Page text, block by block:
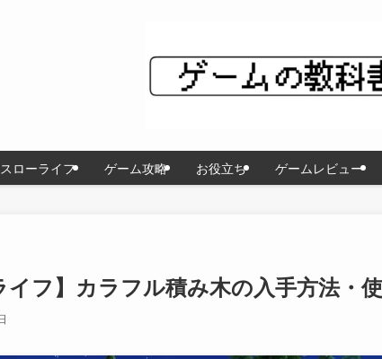
ローライフ ゲーム攻略 お役立ち ゲームレビュー
イフ】カラフル積み木の入手方法・